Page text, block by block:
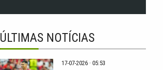
ÚLTIMAS NOTÍCIAS
17-07-2026 · 05:53